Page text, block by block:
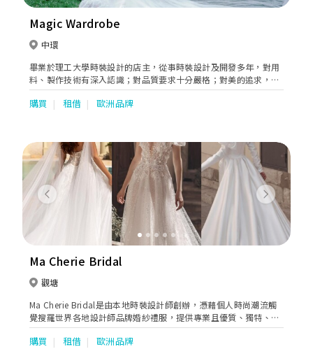
Magic Wardrobe
中環
畢業於理工大學時裝設計的店主，從事時裝設計及開發多年，對用
料、製作技術有深入認識；對品質要求十分嚴格；對美的追求，更
是一絲不苟。以新娘的個性美為依歸，揉合仙子女神的飄逸浪漫感
覺，設計出修身而富立體感的婚紗晚裝，款式高貴清雅。還有男士
購買 租借 歐洲品牌
Previous Next
Ma Cherie Bridal
觀塘
Ma Cherie Bridal是由本地時裝設計師創辦，憑藉個人時尚潮流觸
覺搜羅世界各地設計師品牌婚紗禮服，提供專業且優質、獨特、多
元化的選擇及服務，深受明星名媛熱捧。至今榮獲官方授權代理超
過二十個國際設計師品牌，涵蓋阿塞拜彊、白俄羅斯、法國、意大
購買 租借 歐洲品牌